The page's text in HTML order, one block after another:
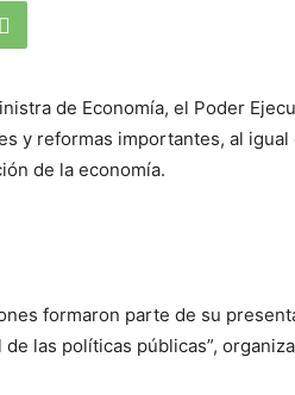
de Economía, el Poder
y reformas importantes, al
de la economía.
formaron parte de su
las políticas públicas”,